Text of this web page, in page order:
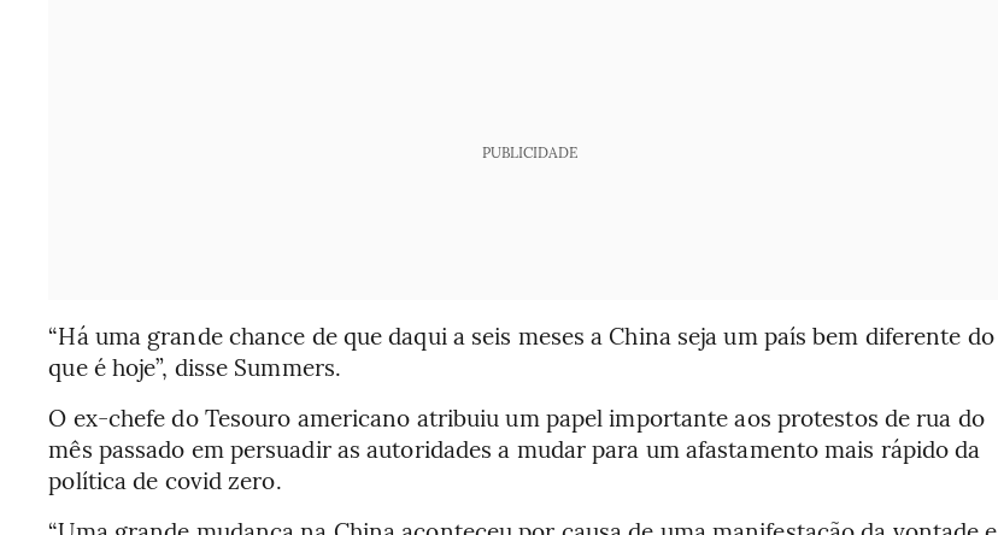
PUBLICIDADE
“Há uma grande chance de que daqui a seis meses a China seja um país bem diferente do
que é hoje”, disse Summers.
O ex-chefe do Tesouro americano atribuiu um papel importante aos protestos de rua do
mês passado em persuadir as autoridades a mudar para um afastamento mais rápido da
política de covid zero.